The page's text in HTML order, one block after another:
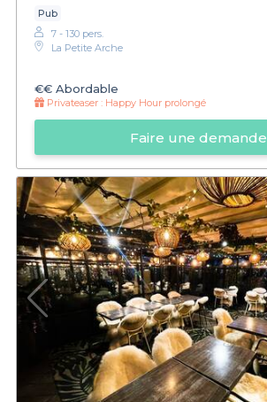
Pub
7 - 130 pers.
La Petite Arche
€€ Abordable
Privateaser : Happy Hour prolongé
Faire une demande